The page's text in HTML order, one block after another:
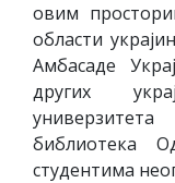
овим
области
Амбасаде
других
библиотека
студентима